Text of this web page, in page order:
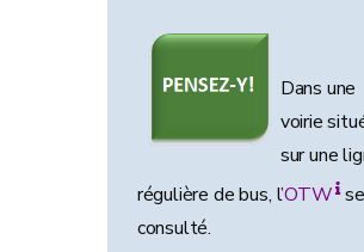
Dans une
voirie
sur une
régulière de bus, l’OTW
consulté.